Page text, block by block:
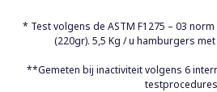
* Test volgens de ASTM F1275 – 03
(220gr). 5,5 Kg / u hamburgers
**Gemeten bij inactiviteit volgens 6
testprocedures